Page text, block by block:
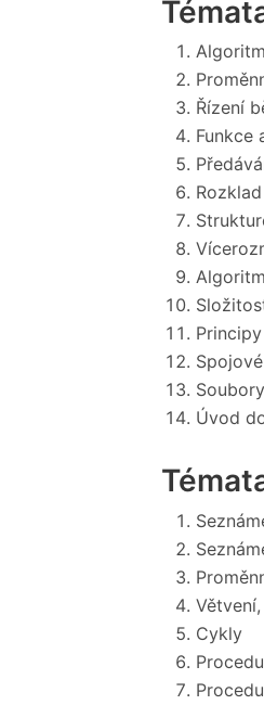
Řízení
Funkce
Úvod
Cykly